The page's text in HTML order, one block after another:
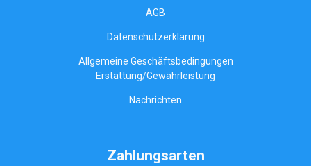
AGB
Datenschutzerklärung
Allgemeine Geschäftsbedingungen
Erstattung/Gewährleistung
Nachrichten
Zahlungsarten